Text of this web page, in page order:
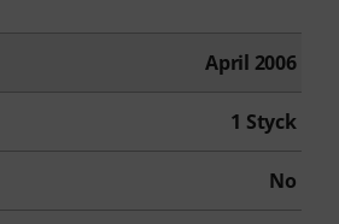
April 2006
1 Styck
No